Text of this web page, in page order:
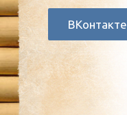
ВКонтакте